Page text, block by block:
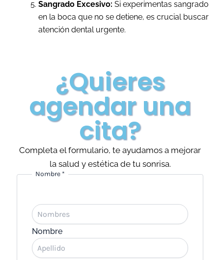
Sangrado Excesivo: Si experimentas sangrado
en la boca que no se detiene, es crucial buscar
atención dental urgente.
¿Quieres
agendar una
cita?
Completa el formulario, te ayudamos a mejorar
la salud y estética de tu sonrisa.
Nombre *
Nombre